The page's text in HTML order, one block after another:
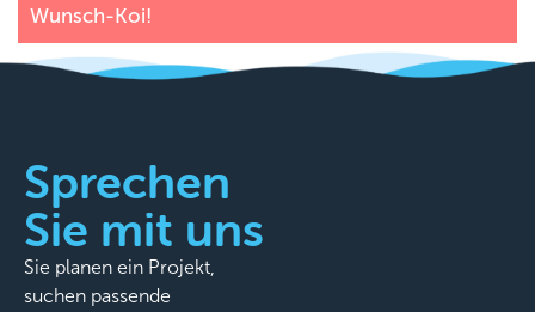
Wunsch-Koi!
Sprechen
Sie mit uns
Sie planen ein Projekt,
suchen passende